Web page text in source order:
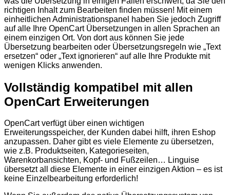
richtigen Inhalt zum Bearbeiten finden müssen! Mit einem
einheitlichen Administrationspanel haben Sie jedoch Zugriff
auf alle Ihre OpenCart Übersetzungen in allen Sprachen an
einem einzigen Ort. Von dort aus können Sie jede
Übersetzung bearbeiten oder Übersetzungsregeln wie „Text
ersetzen“ oder „Text ignorieren“ auf alle Ihre Produkte mit
wenigen Klicks anwenden.
Vollständig kompatibel mit allen
OpenCart Erweiterungen
OpenCart verfügt über einen wichtigen
Erweiterungsspeicher, der Kunden dabei hilft, ihren Eshop
anzupassen. Daher gibt es viele Elemente zu übersetzen,
wie z.B. Produktseiten, Kategorieseiten,
Warenkorbansichten, Kopf- und Fußzeilen… Linguise
übersetzt all diese Elemente in einer einzigen Aktion – es ist
keine Einzelbearbeitung erforderlich!